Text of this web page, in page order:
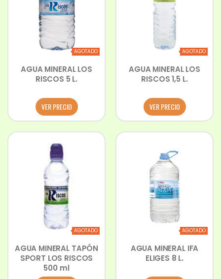
AGOTADO
AGUA MINERAL LOS
RISCOS 5 L.
VER PRECIO
AGOTADO
AGUA MINERAL LOS
RISCOS 1,5 L.
VER PRECIO
AGOTADO
AGUA MINERAL TAPÓN
SPORT LOS RISCOS
500 ml
AGOTADO
AGUA MINERAL IFA
ELIGES 8 L.